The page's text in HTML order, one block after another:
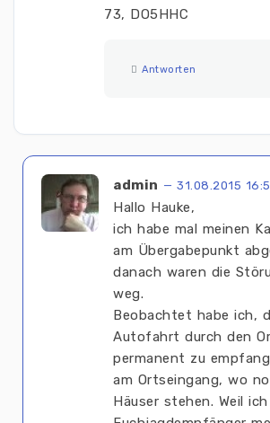
73, DO5HHC
Antworten
admin — 31.08.2015
Hallo Hauke,
ich habe mal meinen
am Übergabepunkt
danach waren die
weg.
Beobachtet habe ich,
Autofahrt durch den
permanent zu
am Ortseingang, wo
Häuser stehen. Weil